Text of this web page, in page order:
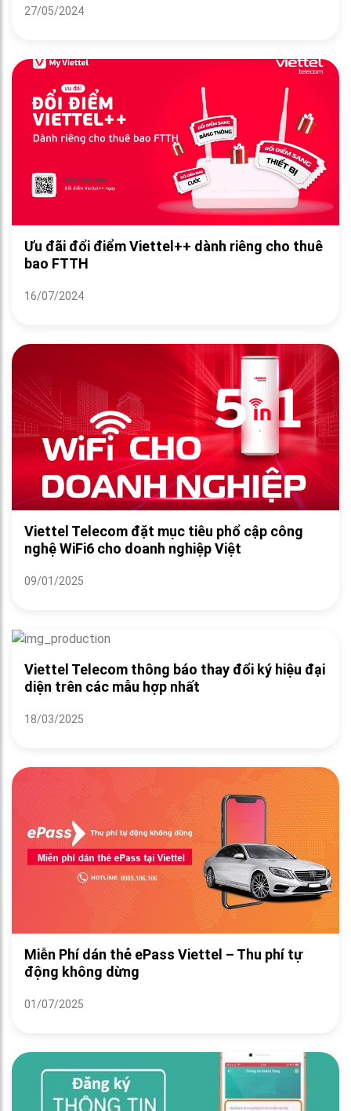
27/05/2024
Ưu đãi đổi điểm Viettel++ dành riêng cho thuê
bao FTTH
16/07/2024
Viettel Telecom đặt mục tiêu phổ cập công
nghệ WiFi6 cho doanh nghiệp Việt
09/01/2025
Viettel Telecom thông báo thay đổi ký hiệu đại
diện trên các mẫu hợp nhất
18/03/2025
Miễn Phí dán thẻ ePass Viettel – Thu phí tự
động không dừng
01/07/2025